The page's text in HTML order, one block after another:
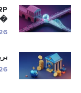
�...
2026
2026